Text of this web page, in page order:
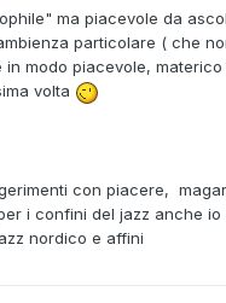
ma piacevole da
particolare ( che
modo piacevole, materico
volta
con piacere,
i confini del jazz anche io
nordico e affini